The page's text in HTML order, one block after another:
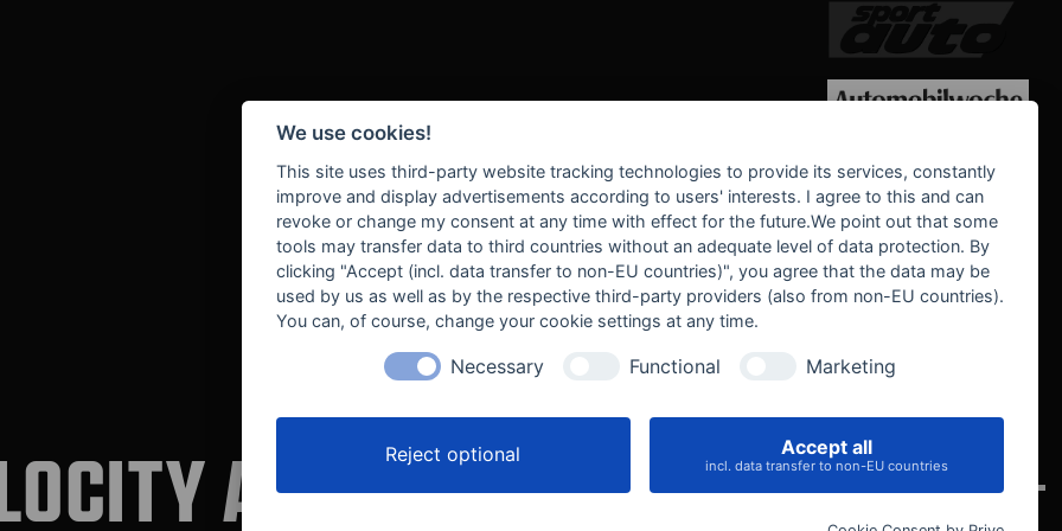
WE SUPPORT
AUTOMOTIVE
We use cookies!
This site uses third-party website tracking technologies to provide its services, constantly
improve and display advertisements according to users' interests. I agree to this and can
revoke or change my consent at any time with effect for the future.We point out that some
tools may transfer data to third countries without an adequate level of data protection. By
clicking "Accept (incl. data transfer to non-EU countries)", you agree that the data may be
used by us as well as by the respective third-party providers (also from non-EU countries).
You can, of course, change your cookie settings at any time.
Necessary Functional Marketing
Reject optional Accept all
incl. data transfer to non-EU countries